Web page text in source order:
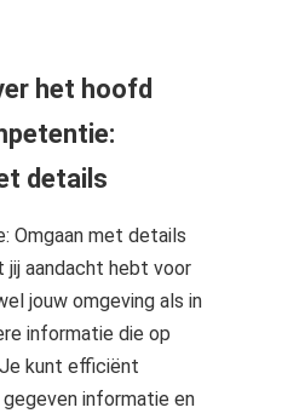
het hoofd
details
Omgaan met details
aandacht hebt voor
jouw omgeving als in
informatie die op
kunt efficiënt
informatie en